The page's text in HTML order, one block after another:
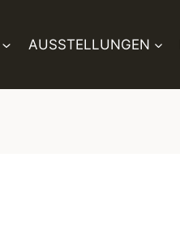
AUSSTELLUNGEN